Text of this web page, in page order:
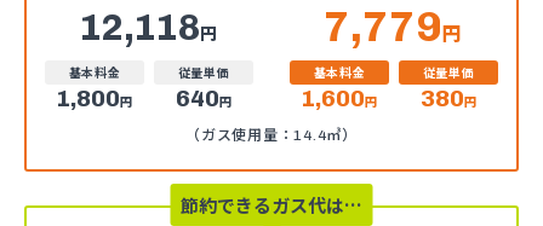
12,118円 7,779円
基本料金
1,800円
従量単価
640円
基本料金
1,600円
従量単価
380円
（ガス使用量：14.4㎥）
節約できるガス代は…